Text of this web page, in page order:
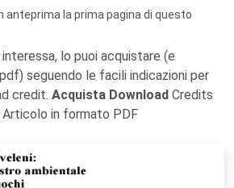
anteprima la prima pagina di questo
lo puoi acquistare (e
seguendo le facili indicazioni per
credit. Acquista Download Credits
in formato PDF